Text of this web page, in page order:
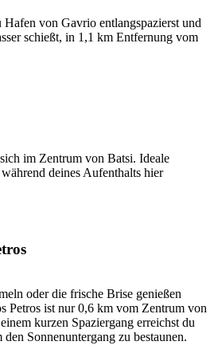
von Gavrio entlangspazierst und
schießt, in 1,1 km Entfernung vom
im Zentrum von Batsi. Ideale
deines Aufenthalts hier
oder die frische Brise genießen
Petros ist nur 0,6 km vom Zentrum von
kurzen Spaziergang erreichst du
Sonnenuntergang zu bestaunen.